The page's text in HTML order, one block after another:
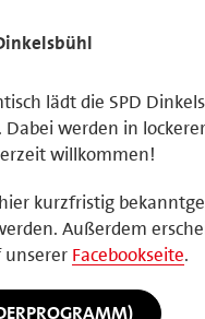
lädt die SPD
Dabei werden in
willkommen!
kurzfristig
Außerdem
unserer Facebookseite.